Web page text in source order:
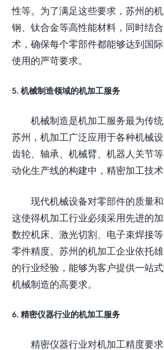
性等。为了满足这些要求，苏州的
钢、钛合金等高性能材料，同时结
术，确保每个零部件都能够达到国
使用的严苛要求。
5. 机械制造领域的机加工服务
机械制造是机加工服务最为传
苏州，机加工广泛应用于各种机械
齿轮、轴承、机械臂、机器人关节
动化生产线的构建中，精密加工技术
现代机械设备对零部件的质量和
这使得机加工行业必须采用先进的
数控机床、激光切割、电子束焊接
零件精度。苏州的机加工企业依托
的行业经验，能够为客户提供一站
机械制造的高要求。
6. 精密仪器行业的机加工服务
精密仪器行业对机加工精度要